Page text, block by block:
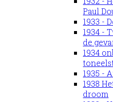
Paul
1933 -
1934 -
de
1934
1935 -
1938
droom